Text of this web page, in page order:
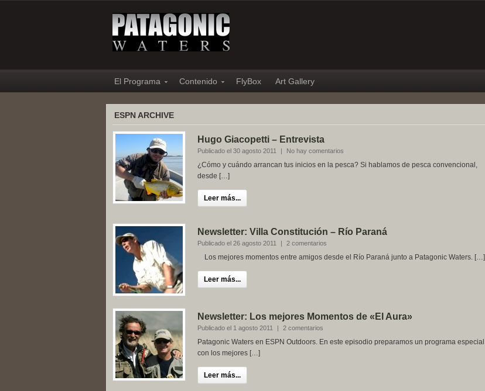
El Programa Contenido FlyBox Art Gallery
ESPN ARCHIVE
Hugo Giacopetti – Entrevista
Publicado el 30 agosto 2011 | No hay comentarios
¿Cómo y cuándo arrancan tus inicios en la pesca? Si hablamos de pesca convencional,
desde […]
Leer más...
Newsletter: Villa Constitución – Río Paraná
Publicado el 26 agosto 2011 | 2 comentarios
Los mejores momentos entre amigos desde el Río Paraná junto a Patagonic Waters. […]
Leer más...
Newsletter: Los mejores Momentos de «El Aura»
Publicado el 1 agosto 2011 | 2 comentarios
Patagonic Waters en ESPN Outdoors. En este episodio preparamos un programa especial
con los mejores […]
Leer más...